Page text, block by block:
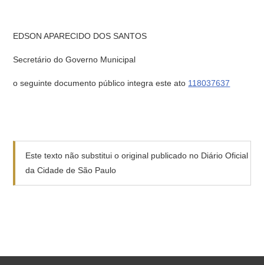
EDSON APARECIDO DOS SANTOS
Secretário do Governo Municipal
o seguinte documento público integra este ato 118037637
Este texto não substitui o original publicado no Diário Oficial
da Cidade de São Paulo